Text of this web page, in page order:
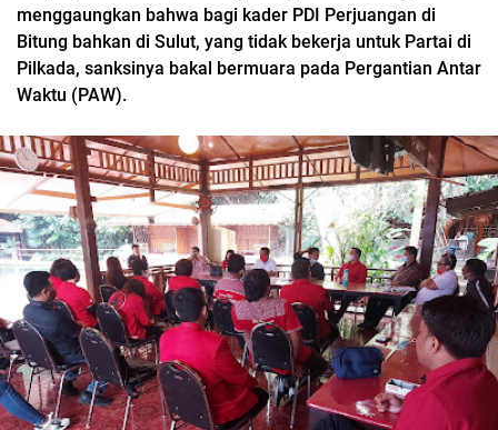
menggaungkan bahwa bagi kader PDI Perjuangan di
Bitung bahkan di Sulut, yang tidak bekerja untuk Partai di
Pilkada, sanksinya bakal bermuara pada Pergantian Antar
Waktu (PAW).